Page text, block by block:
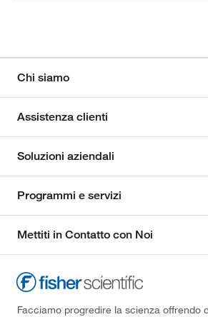
Chi siamo
Assistenza clienti
Soluzioni aziendali
Programmi e servizi
Mettiti in Contatto con Noi
Facciamo progredire la scienza offrendo